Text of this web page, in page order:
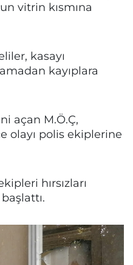
vitrin kısmına
kasayı
kayıplara
açan M.Ö.Ç,
olayı polis ekiplerine
hırsızları